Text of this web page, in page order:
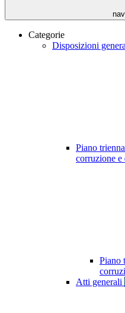
Categorie
Disposizioni
Piano
corruzione e
Piano
Atti generali